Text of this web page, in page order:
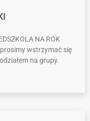
NA ROK
wstrzymać się
na grupy.